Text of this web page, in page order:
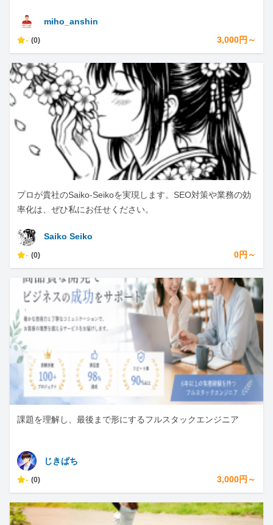
miho_anshin
- (0) 3,000円～
プロが貴社のSaiko-Seikoを実現します。SEO対策や業務の効
率化は、ぜひ私にお任せください。
Saiko Seiko
- (0) 0円～
課題を理解し、最後まで形にするフルスタックエンジニア
じきぱち
- (0) 3,000円～